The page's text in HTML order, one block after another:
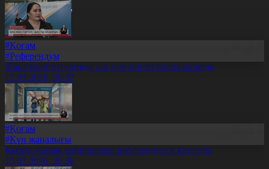
#Қоғам
#Референдум
Жаңа Конституцияда заң мен тәртіп басты назарда
15.03.2026, 20:37
#Қоғам
#Күн жаңалығы
Қызық-қызық кейіпкерлер референдумға қатысты
15.03.2026, 20:36